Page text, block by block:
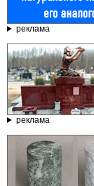
реклама
реклама